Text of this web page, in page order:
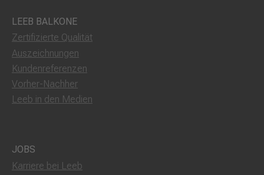
LEEB BALKONE
Zertifizierte Qualität
Auszeichnungen
Kundenreferenzen
Vorher-Nachher
Leeb in den Medien
JOBS
Karriere bei Leeb